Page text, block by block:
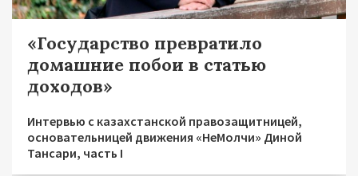
«Государство превратило
домашние побои в статью
доходов»
Интервью с казахстанской правозащитницей,
основательницей движения «НеМолчи» Диной
Тансари, часть I